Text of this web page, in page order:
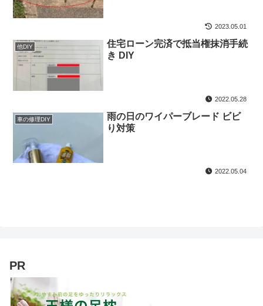
2023.05.01
他DIY
住宅ローン完済で抵当権抹消手続
き DIY
2022.05.28
車の修理DIY
雨の日のワイパーブレード ビビ
り対策
2022.05.04
PR